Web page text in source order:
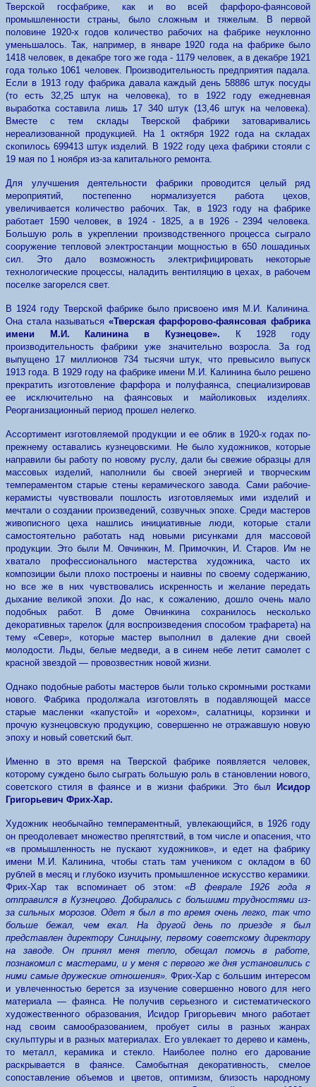
Тверской госфабрике, как и во всей фарфоро-фаянсовой
промышленности страны, было сложным и тяжелым. В первой
половине 1920-х годов количество рабочих на фабрике неуклонно
уменьшалось. Так, например, в январе 1920 года на фабрике было
1418 человек, в декабре того же года - 1179 человек, а в декабре 1921
года только 1061 человек. Производительность предприятия падала.
Если в 1913 году фабрика давала каждый день 58886 штук посуды
(то есть 32,25 штук на человека), то в 1922 году ежедневная
выработка составила лишь 17 340 штук (13,46 штук на человека).
Вместе с тем склады Тверской фабрики затоваривались
нереализованной продукцией. На 1 октября 1922 года на складах
скопилось 699413 штук изделий. В 1922 году цеха фабрики стояли с
19 мая по 1 ноября из-за капитального ремонта.
Для улучшения деятельности фабрики проводится целый ряд
мероприятий, постепенно нормализуется работа цехов,
увеличивается количество рабочих. Так, в 1923 году на фабрике
работает 1590 человек, в 1924 - 1825, а в 1926 - 2394 человека.
Большую роль в укреплении производственного процесса сыграло
сооружение тепловой электростанции мощностью в 650 лошадиных
сил. Это дало возможность электрифицировать некоторые
технологические процессы, наладить вентиляцию в цехах, в рабочем
поселке загорелся свет.
В 1924 году Тверской фабрике было присвоено имя М.И. Калинина.
Она стала называться «Тверская фарфорово-фаянсовая фабрика
имени М.И. Калинина в Кузнецове». К 1928 году
производительность фабрики уже значительно возросла. За год
выпущено 17 миллионов 734 тысячи штук, что превысило выпуск
1913 года. В 1929 году на фабрике имени М.И. Калинина было решено
прекратить изготовление фарфора и полуфаянса, специализировав
ее исключительно на фаянсовых и майоликовых изделиях.
Реорганизационный период прошел нелегко.
Ассортимент изготовляемой продукции и ее облик в 1920-х годах по-
прежнему оставались кузнецовскими. Не было художников, которые
направили бы работу по новому руслу, дали бы свежие образцы для
массовых изделий, наполнили бы своей энергией и творческим
темпераментом старые стены керамического завода. Сами рабочие-
керамисты чувствовали пошлость изготовляемых ими изделий и
мечтали о создании произведений, созвучных эпохе. Среди мастеров
живописного цеха нашлись инициативные люди, которые стали
самостоятельно работать над новыми рисунками для массовой
продукции. Это были М. Овчинкин, М. Примочкин, И. Старов. Им не
хватало профессионального мастерства художника, часто их
композиции были плохо построены и наивны по своему содержанию,
но все же в них чувствовались искренность и желание передать
дыхание великой эпохи. До нас, к сожалению, дошло очень мало
подобных работ. В доме Овчинкина сохранилось несколько
декоративных таре­лок (для воспроизведения способом трафарета) на
тему «Север», которые мастер выполнил в далекие дни своей
молодости. Льды, белые медведи, а в синем небе летит самолет с
красной звездой — провозвестник новой жизни.
Однако подобные работы мастеров были только скромными ростками
нового. Фабрика продолжала изготовлять в подавляющей массе
старые масленки «капустой» и «орехом», салатницы, корзинки и
прочую кузнецовскую продукцию, совершенно не отражавшую новую
эпоху и новый советский быт.
Именно в это время на Тверской фабрике появляется человек,
которому суждено было сыграть большую роль в становлении нового,
советского стиля в фаянсе и в жизни фабрики. Это был
Исидор
Григорьевич Фрих-Хар.
Художник необычайно темпераментный, увлекающийся, в 1926 году
он преодолевает множество препятствий, в том числе и опасения, что
«в промышленность не пускают художников», и едет на фабрику
имени М.И. Калинина, чтобы стать там учеником с окладом в 60
рублей в месяц и глубоко изучить промышленное искусство керамики.
Фрих-Хар так вспоминает об этом: «В феврале 1926 года я
отправился в Кузнецово. Добирались с большими трудностями из-
за сильных морозов. Одет я был в то время очень легко, так что
больше бежал, чем ехал. На другой день по приезде я был
представлен директору Синицыну, первому советскому директору
на заводе. Он принял меня тепло, обещал помочь в работе,
познакомил с мастерами, и у меня с первого же дня установились с
ними самые дружеские отношения». Фрих-Хар с большим интересом
и увлеченностью берется за изучение совершенно нового для него
материала — фаянса. Не получив серьезного и систематического
художественного образования, Исидор Григорьевич много работает
над своим самообразованием, пробует силы в разных жанрах
скульптуры и в разных материалах. Его увлекает то дерево и камень,
то металл, керамика и стекло. Наиболее полно его дарование
раскрывается в фаянсе. Самобытная декоративность, смелое
сопоставление объемов и цветов, оптимизм, близость народному